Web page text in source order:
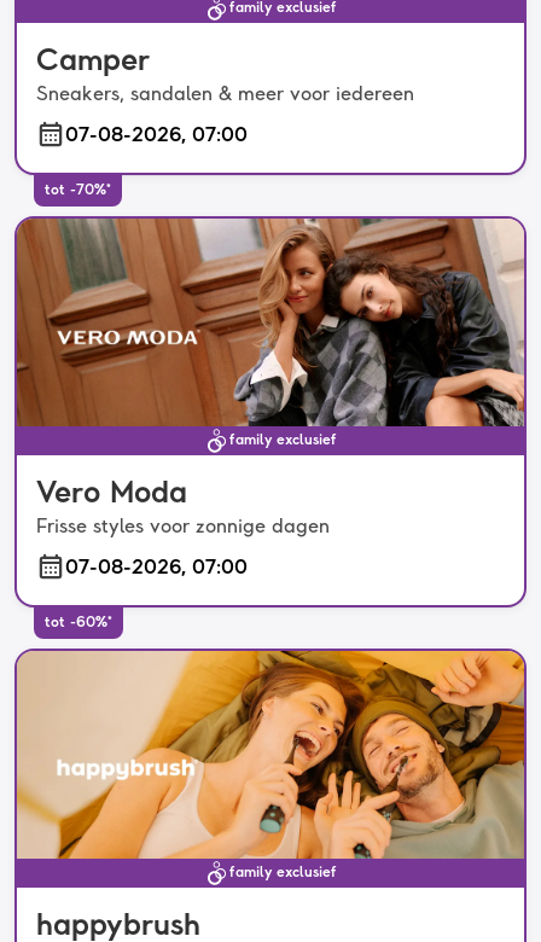
family exclusief
Camper
Sneakers, sandalen & meer voor iedereen
07-08-2026, 07:00
tot -70%*
family exclusief
Vero Moda
Frisse styles voor zonnige dagen
07-08-2026, 07:00
tot -60%*
family exclusief
happybrush